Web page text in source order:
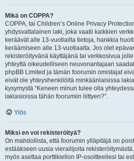
Mikä on COPPA?
COPPA, tai Children’s Online Privacy
yhdysvaltalainen laki, joka vaatii kaikkien
keräävät alle 13-vuotiailta tietoja, hankkia
keräämiseen alle 13-vuotiaalta. Jos olet
rekisteröityvänä käyttäjänä tai verkkosivua
yhteyttä oikeudelliseen neuvonantajaan
phpBB Limited ja tämän foorumin omistajat
eivät ole yhteyshenkilöitä minkäänlaisissa
kysymystä “Keneen minun tulee olla
lakiasioissa tähän foorumiin liittyen?”.
Ylös
Miksi en voi rekisteröityä?
On mahdollista, että foorumin ylläpitäjä on
estääkseen uusia vierailijoita
myös asettaa porttikiellon IP-osoitteellesi tai